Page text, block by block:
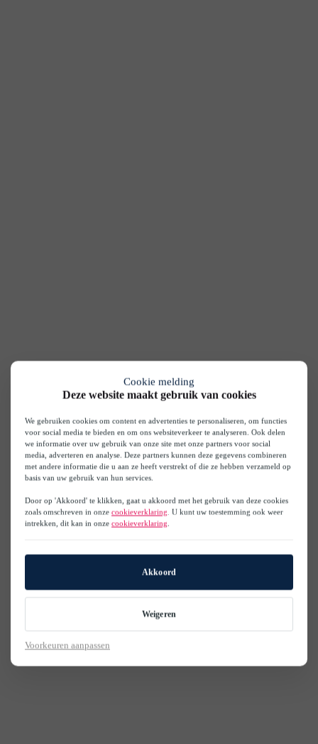
Cookie melding
Deze website maakt gebruik van cookies
We gebruiken cookies om content en advertenties te personaliseren, om functies
voor social media te bieden en om ons websiteverkeer te analyseren. Ook delen
we informatie over uw gebruik van onze site met onze partners voor social
media, adverteren en analyse. Deze partners kunnen deze gegevens combineren
met andere informatie die u aan ze heeft verstrekt of die ze hebben verzameld op
basis van uw gebruik van hun services.
Door op 'Akkoord' te klikken, gaat u akkoord met het gebruik van deze cookies
zoals omschreven in onze cookieverklaring . U kunt uw toestemming ook weer
intrekken, dit kan in onze cookieverklaring.
Akkoord
Weigeren
Voorkeuren aanpassen